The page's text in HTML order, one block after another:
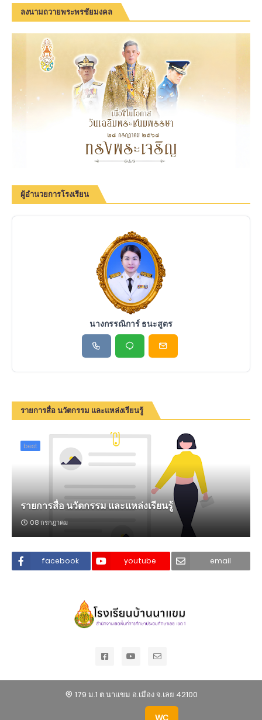
ลงนามถวายพระพรชัยมงคล
ผู้อำนวยการโรงเรียน
นางกรรณิการ์ ธนะสูตร
รายการสื่อ นวัตกรรม และแหล่งเรียนรู้
best
รายการสื่อ นวัตกรรม และแหล่งเรียนรู้
08 กรกฎาคม
facebook youtube email
179 ม.1 ต.นาแขม อ.เมือง จ.เลย 42100
WC